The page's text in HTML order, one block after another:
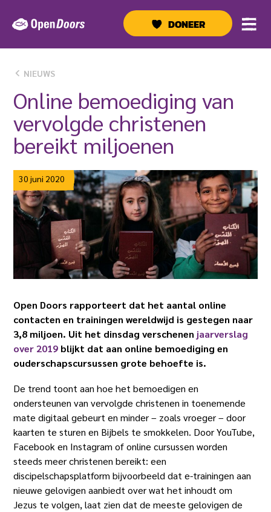
naar
inhoud
DONEER
NIEUWS
Online bemoediging van
vervolgde christenen
bereikt miljoenen
30 juni 2020
Open Doors rapporteert dat het aantal online
contacten en trainingen wereldwijd is gestegen naar
3,8 miljoen. Uit het dinsdag verschenen jaarverslag
over 2019 blijkt dat aan online bemoediging en
ouderschapscursussen grote behoefte is.
De trend toont aan hoe het bemoedigen en
ondersteunen van vervolgde christenen in toenemende
mate digitaal gebeurt en minder – zoals vroeger – door
kaarten te sturen en Bijbels te smokkelen. Door YouTube,
Facebook en Instagram of online cursussen worden
steeds meer christenen bereikt: een
discipelschapsplatform bijvoorbeeld dat e-trainingen aan
nieuwe gelovigen aanbiedt over wat het inhoudt om
Jezus te volgen, laat zien dat de meeste gelovigen de